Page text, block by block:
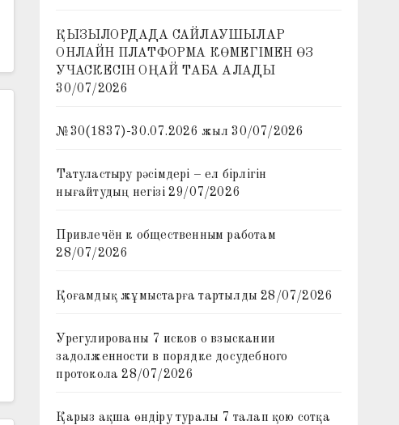
ҚЫЗЫЛОРДАДА САЙЛАУШЫЛАР
ОНЛАЙН ПЛАТФОРМА КӨМЕГІМЕН ӨЗ
УЧАСКЕСІН ОҢАЙ ТАБА АЛАДЫ
30/07/2026
№30(1837)-30.07.2026 жыл 30/07/2026
Татуластыру рәсімдері – ел бірлігін
нығайтудың негізі 29/07/2026
Привлечён к общественным работам
28/07/2026
Қоғамдық жұмыстарға тартылды 28/07/2026
Урегулированы 7 исков о взыскании
задолженности в порядке досудебного
протокола 28/07/2026
Қарыз ақша өндіру туралы 7 талап қою сотқа